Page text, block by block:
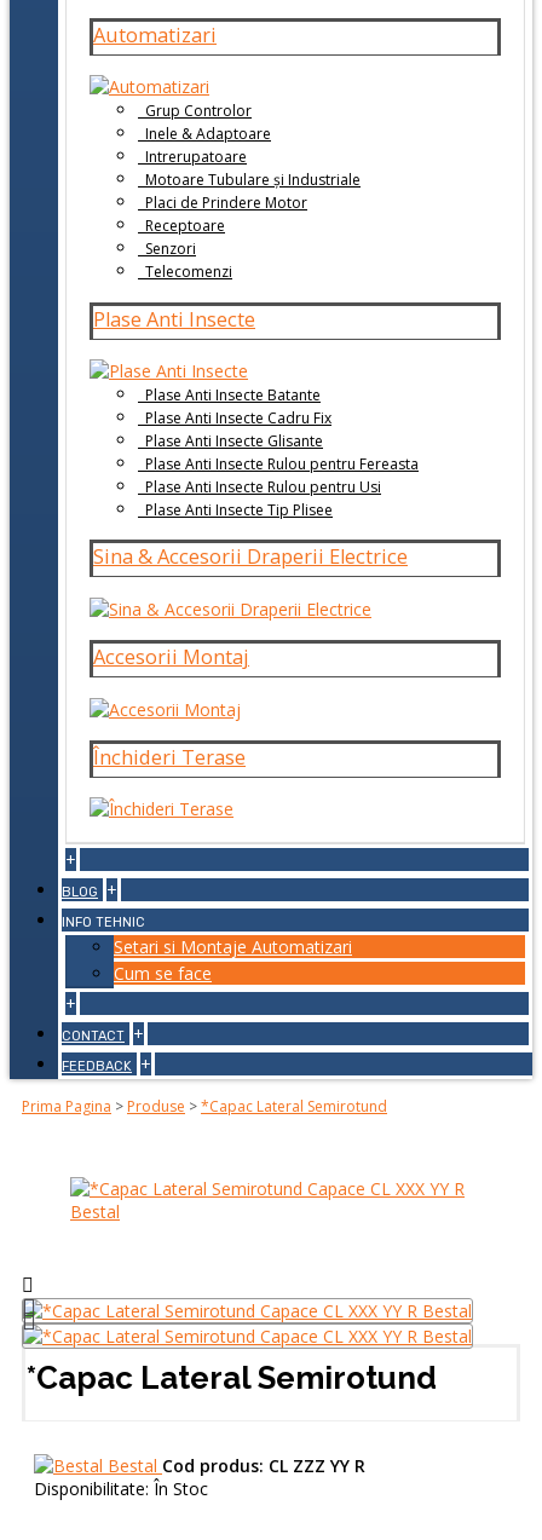
Automatizari
Grup Controlor
Inele & Adaptoare
Intrerupatoare
Motoare Tubulare și Industriale
Placi de Prindere Motor
Receptoare
Senzori
Telecomenzi
Plase Anti Insecte
Plase Anti Insecte Batante
Plase Anti Insecte Cadru Fix
Plase Anti Insecte Glisante
Plase Anti Insecte Rulou pentru Fereasta
Plase Anti Insecte Rulou pentru Usi
Plase Anti Insecte Tip Plisee
Sina & Accesorii Draperii Electrice
Accesorii Montaj
Închideri Terase
+
BLOG +
INFO TEHNIC
Setari si Montaje Automatizari
Cum se face
+
CONTACT +
FEEDBACK +
Prima Pagina > Produse >*Capac Lateral Semirotund
*Capac Lateral Semirotund
Bestal Cod produs: CL ZZZ YY R
Disponibilitate: În Stoc